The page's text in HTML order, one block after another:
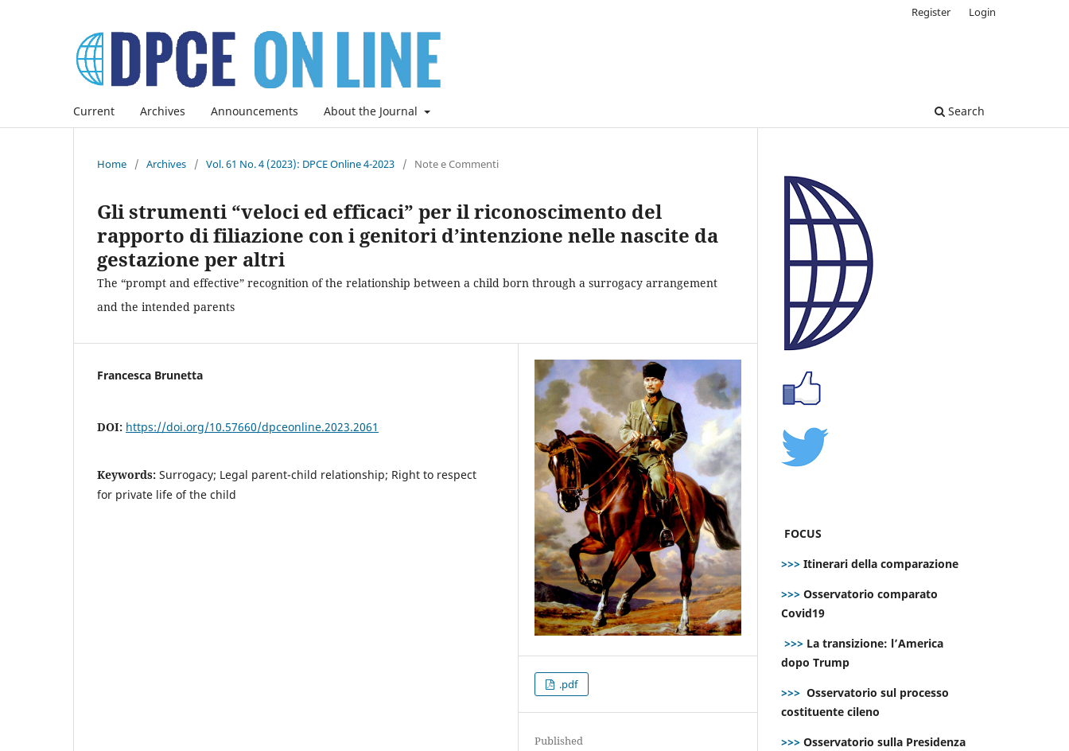
Current Archives Announcements About the Journal Search
Register Login
Home / Archives / Vol. 61 No. 4 (2023): DPCE Online 4-2023 / Note e Commenti
Gli strumenti “veloci ed efficaci” per il riconoscimento del
rapporto di filiazione con i genitori d’intenzione nelle nascite da
gestazione per altri
The “prompt and effective” recognition of the relationship between a child born through a surrogacy arrangement
and the intended parents
Francesca Brunetta
DOI: https://doi.org/10.57660/dpceonline.2023.2061
Keywords: Surrogacy; Legal parent-child relationship; Right to respect
for private life of the child
.pdf
Published
FOCUS
>>> Itinerari della comparazione
>>> Osservatorio comparato
Covid19
>>> La transizione: l’America
dopo Trump
>>> Osservatorio sul processo
costituente cileno
>>> Osservatorio sulla Presidenza